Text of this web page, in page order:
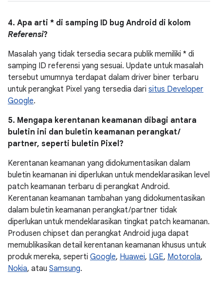
4. Apa arti * di samping ID bug Android di kolom
Referensi?
Masalah yang tidak tersedia secara publik memiliki * di
samping ID referensi yang sesuai. Update untuk masalah
tersebut umumnya terdapat dalam driver biner terbaru
untuk perangkat Pixel yang tersedia dari situs Developer
Google.
5. Mengapa kerentanan keamanan dibagi antara
buletin ini dan buletin keamanan perangkat /
partner, seperti buletin Pixel?
Kerentanan keamanan yang didokumentasikan dalam
buletin keamanan ini diperlukan untuk mendeklarasikan level
patch keamanan terbaru di perangkat Android.
Kerentanan keamanan tambahan yang didokumentasikan
dalam buletin keamanan perangkat / partner tidak
diperlukan untuk mendeklarasikan tingkat patch keamanan.
Produsen chipset dan perangkat Android juga dapat
memublikasikan detail kerentanan keamanan khusus untuk
produk mereka, seperti Google, Huawei, LGE, Motorola,
Nokia, atau Samsung.